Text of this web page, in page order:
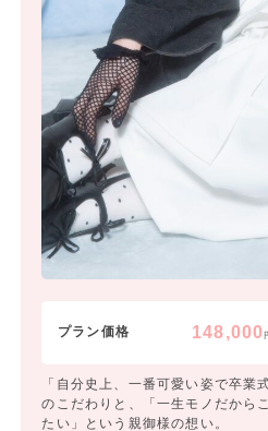
プラン価格 148,000
「自分史上、一番可愛い姿で卒業
のこだわりと、「一生モノだから
たい」という親御様の想い。